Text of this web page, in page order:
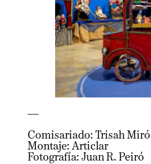
—
Comisariado: Trisah Miró
Montaje: Articlar
Fotografía: Juan R. Peiró